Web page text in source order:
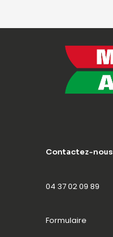
Contactez-nous
04 37 02 09 89
Formulaire